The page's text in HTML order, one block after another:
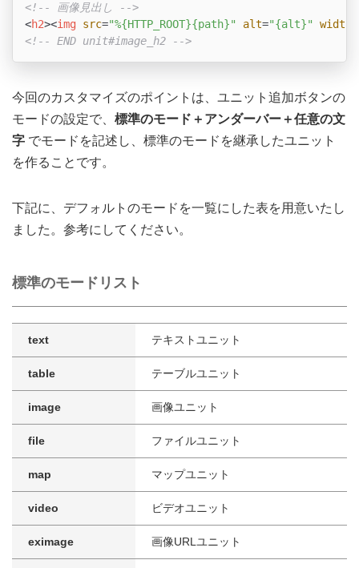
<!-- 画像見出し -->
<h2><img src="%{HTTP_ROOT}{path}" alt="{alt}" width
<!-- END unit#image_h2 -->
今回のカスタマイズのポイントは、ユニット追加ボタンの
モードの設定で、 標準のモード＋アンダーバー＋任意の文
字 でモードを記述し、標準のモードを継承したユニット
を作ることです。
下記に、デフォルトのモードを一覧にした表を用意いたし
ました。参考にしてください。
標準のモードリスト
text テキストユニット
table テーブルユニット
image 画像ユニット
file ファイルユニット
map マップユニット
video ビデオユニット
eximage 画像URLユニット